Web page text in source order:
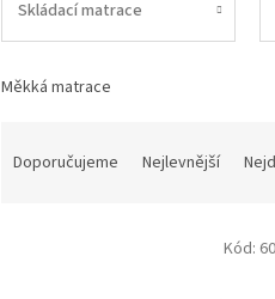
Skládací matrace
Měkká matrace
Doporučujeme Nejlevnější
Kód: